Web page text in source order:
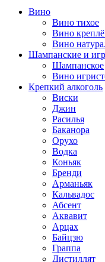
Вино
Вино тихое
Вино
Вино
Шампанские и
Шампанское
Вино
Крепкий алкоголь
Виски
Джин
Расилья
Баканора
Орухо
Водка
Коньяк
Бренди
Арманьяк
Кальвадос
Абсент
Аквавит
Арцах
Байцзю
Граппа
Дистиллят